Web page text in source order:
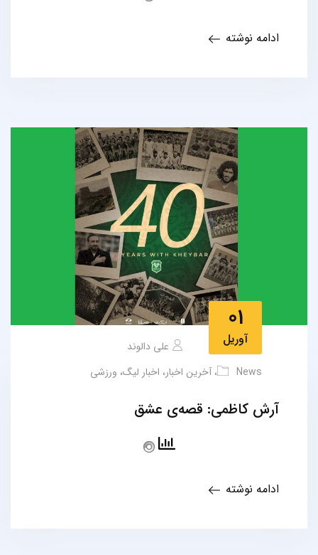
ادامه نوشته
01
آوریل
علی دالوند
News
،آخرین اخبار، اخبار لیگ، ورزشی
آرش کاظمی: قصه‌ی عشق
ادامه نوشته